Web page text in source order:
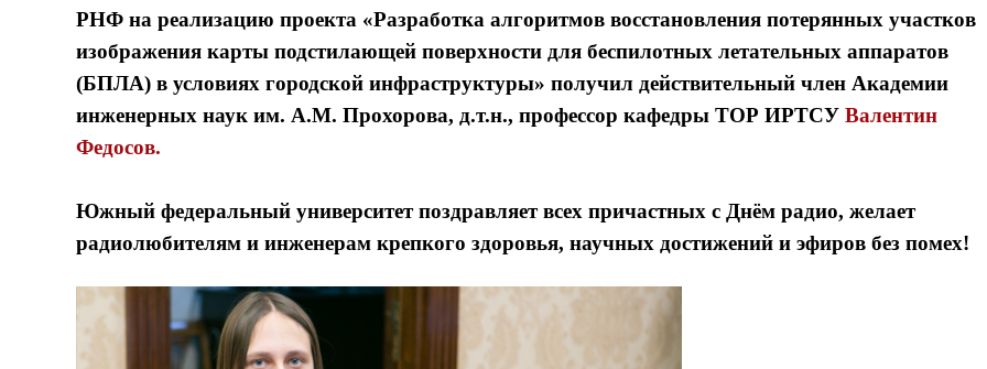
РНФ на реализацию проекта «Разработка алгоритмов восстановления потерянных участков
изображения карты подстилающей поверхности для беспилотных летательных аппаратов
(БПЛА) в условиях городской инфраструктуры» получил действительный член Академии
инженерных наук им. А.М. Прохорова, д.т.н., профессор кафедры ТОР ИРТСУ Валентин
Федосов.
Южный федеральный университет поздравляет всех причастных с Днём радио, желает
радиолюбителям и инженерам крепкого здоровья, научных достижений и эфиров без помех!